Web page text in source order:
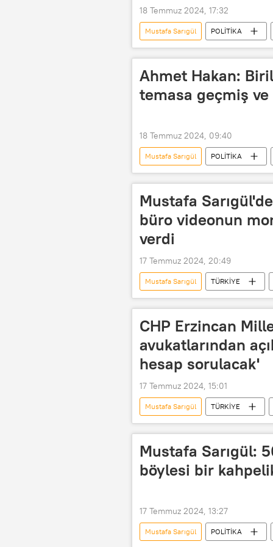
18 Temmuz 2024, 17:32
Mustafa Sarıgül POLİTİKA
açıklama
Ahmet Hakan:
temasa geçmiş ve
18 Temmuz 2024, 09:40
Mustafa Sarıgül POLİTİKA
Seks
Seks kasedi
Mustafa
büro videonun
verdi
17 Temmuz 2024, 20:49
Mustafa Sarıgül TÜRKİYE
CHP Erzincan
avukatlarından
hesap sorulacak'
17 Temmuz 2024, 15:01
Mustafa Sarıgül TÜRKİYE
Avukat
açıklama
Mustafa Sarıgül:
böylesi bir
17 Temmuz 2024, 13:27
Mustafa Sarıgül POLİTİKA